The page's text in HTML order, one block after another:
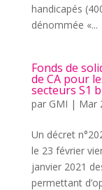
handicapés
dénommée «...
Fonds de
de CA pour
secteurs S1
par GMI | Mar
Un décret
le 23 février
janvier 2021
permettant